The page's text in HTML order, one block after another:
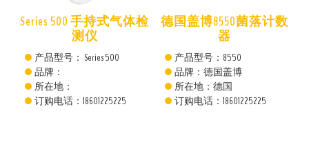
Series 500 手持式气体检
测仪
产品型号： Series 500
品牌：
所在地：
订购电话：18601225225
德国盖博8550菌落计数
器
产品型号：8550
品牌：德国盖博
所在地：德国
订购电话：18601225225